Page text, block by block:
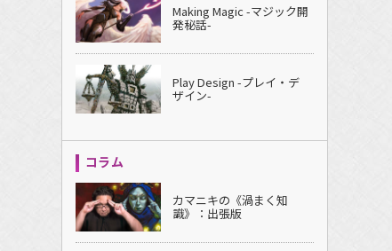
Making Magic -マジック開
発秘話-
Play Design -プレイ・デ
ザイン-
コラム
カマニキの《渦まく知
識》：出張版